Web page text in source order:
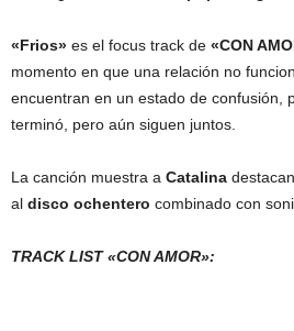
«Frios» es el focus track de «CON
momento en que una relación no
encuentran en un estado de confusión,
terminó, pero aún siguen juntos.
La canción muestra a Catalina
al disco ochentero combinado con
TRACK LIST «CON AMOR»: